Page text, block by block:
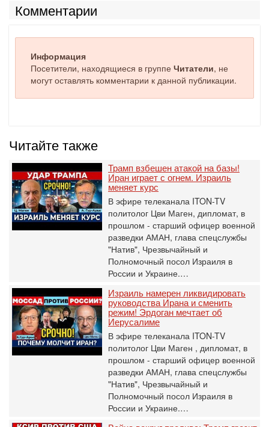
Комментарии
Информация
Посетители, находящиеся в группе Читатели, не
могут оставлять комментарии к данной публикации.
Читайте также
Трамп взбешен атакой на базы!
Иран играет с огнем. Израиль
меняет курс
В эфире телеканала ITON-TV
политолог Цви Маген, дипломат, в
прошлом - старший офицер военной
разведки АМАН, глава спецслужбы
"Натив", ‎Чрезвычайный и
Полномочный посол Израиля в
России и Украине.…
Израиль намерен ликвидировать
руководства Ирана и сменить
режим! Эрдоган мечтает об
Иерусалиме
В эфире телеканала ITON-TV
политолог Цви Маген , дипломат, в
прошлом - старший офицер военной
разведки АМАН, глава спецслужбы
"Натив", ‎Чрезвычайный и
Полномочный посол Израиля в
России и Украине.…